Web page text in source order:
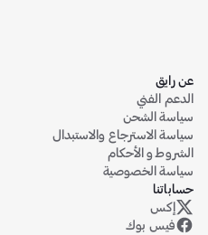
عن رايق
الدعم الفني
سياسة الشحن
سياسة الاسترجاع والاستبدال
الشروط و الأحكام
سياسة الخصوصية
حساباتنا
حساب رايق على منصة إكس (تويتر سابقاً)
إكس
فيس بوك